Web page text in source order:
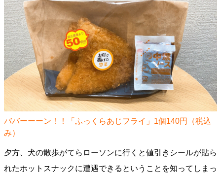
ババーーーン！！「ふっくらあじフライ」1個140円（税込
み）
夕方、犬の散歩がてらローソンに行くと値引きシールが貼ら
れたホットスナックに遭遇できるということを知ってしまっ